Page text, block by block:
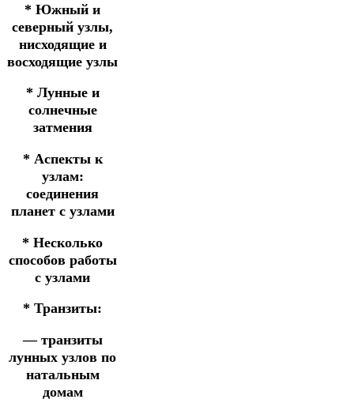
* Южный и
северный узлы,
нисходящие и
восходящие узлы
* Лунные и
солнечные
затмения
* Аспекты к
узлам:
соединения
планет с узлами
* Несколько
способов работы
с узлами
* Транзиты:
— транзиты
лунных узлов по
натальным
домам